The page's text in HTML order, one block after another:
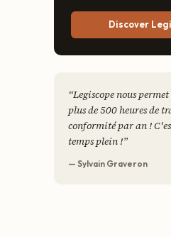
Discover
“Legiscope nous
plus de 500 heures de
conformité par an !
temps plein !”
— Sylvain Graveron